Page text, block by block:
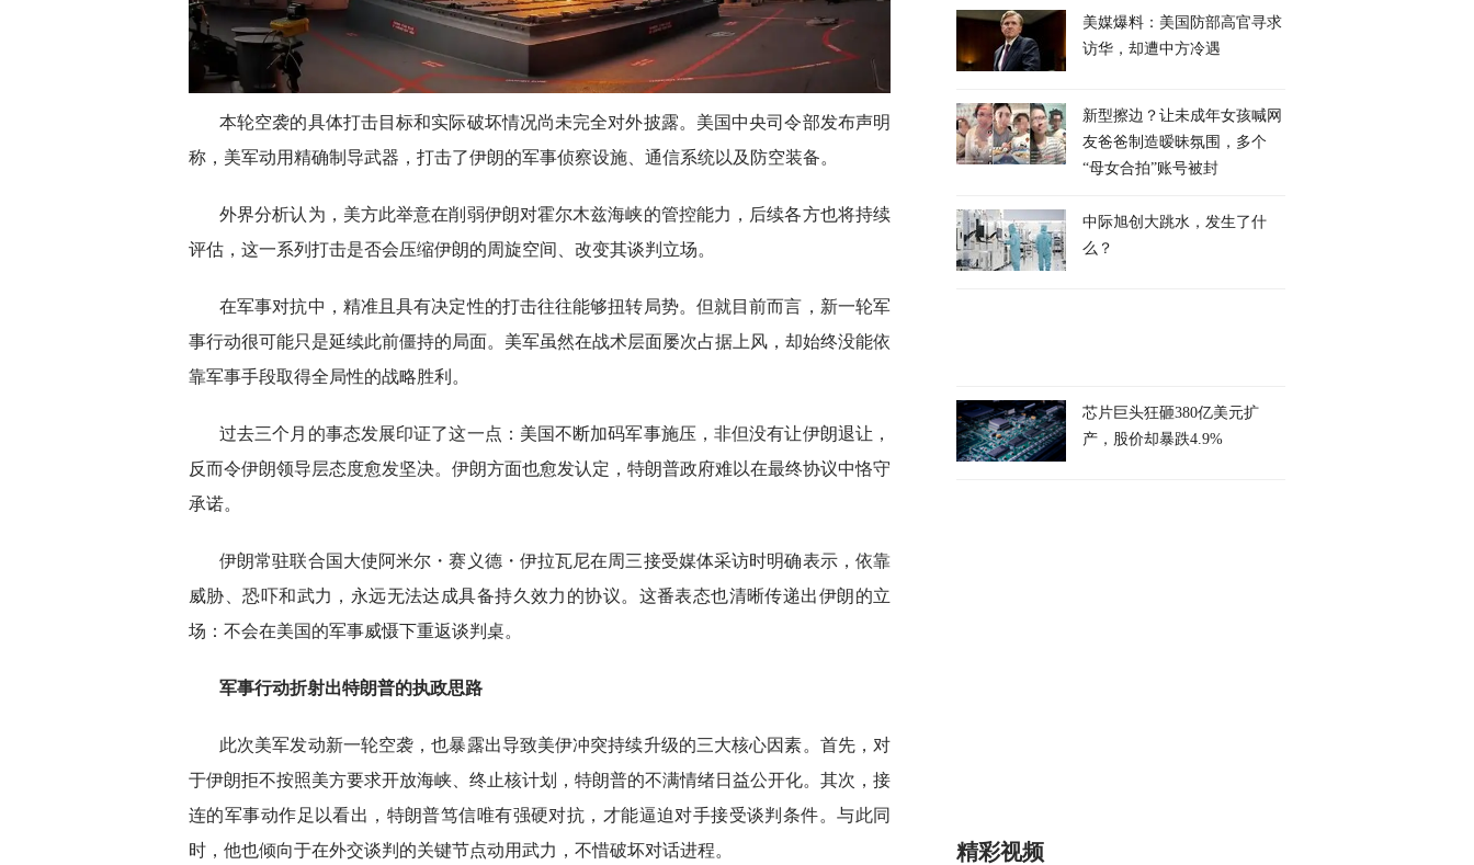
本轮空袭的具体打击目标和实际破坏情况尚未完全对外披露。美国中央司令部发布声明
称，美军动用精确制导武器，打击了伊朗的军事侦察设施、通信系统以及防空装备。
外界分析认为，美方此举意在削弱伊朗对霍尔木兹海峡的管控能力，后续各方也将持续
评估，这一系列打击是否会压缩伊朗的周旋空间、改变其谈判立场。
在军事对抗中，精准且具有决定性的打击往往能够扭转局势。但就目前而言，新一轮军
事行动很可能只是延续此前僵持的局面。美军虽然在战术层面屡次占据上风，却始终没能依
靠军事手段取得全局性的战略胜利。
过去三个月的事态发展印证了这一点：美国不断加码军事施压，非但没有让伊朗退让，
反而令伊朗领导层态度愈发坚决。伊朗方面也愈发认定，特朗普政府难以在最终协议中恪守
承诺。
伊朗常驻联合国大使阿米尔・赛义德・伊拉瓦尼在周三接受媒体采访时明确表示，依靠
威胁、恐吓和武力，永远无法达成具备持久效力的协议。这番表态也清晰传递出伊朗的立
场：不会在美国的军事威慑下重返谈判桌。
军事行动折射出特朗普的执政思路
此次美军发动新一轮空袭，也暴露出导致美伊冲突持续升级的三大核心因素。首先，对
于伊朗拒不按照美方要求开放海峡、终止核计划，特朗普的不满情绪日益公开化。其次，接
连的军事动作足以看出，特朗普笃信唯有强硬对抗，才能逼迫对手接受谈判条件。与此同
时，他也倾向于在外交谈判的关键节点动用武力，不惜破坏对话进程。
美媒爆料：美国防部高官寻求
访华，却遭中方冷遇
新型擦边？让未成年女孩喊网
友爸爸制造暧昧氛围，多个
“母女合拍”账号被封
中际旭创大跳水，发生了什
么？
芯片巨头狂砸380亿美元扩
产，股价却暴跌4.9%
精彩视频